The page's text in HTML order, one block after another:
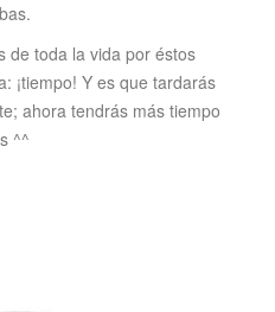
de toda la vida por éstos
¡tiempo! Y es que tardarás
ahora tendrás más tiempo
^^